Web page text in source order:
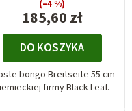
185,60 zł
(–4 %)
DO KOSZYKA
bongo Breitseite 55 cm
firmy Black Leaf.